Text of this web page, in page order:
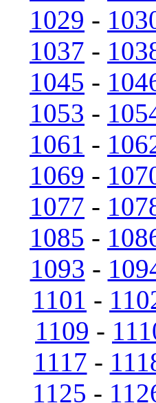
1029 -
1037 -
1045 -
1053 -
1061 -
1069 -
1077 -
1085 -
1093 -
1101 -
1109 -
1117 -
1125 -